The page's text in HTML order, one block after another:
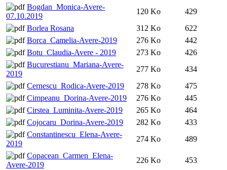
Bogdan_Monica-Avere-
07.10.2019
120 Ko
429
Borlea Rosana
312 Ko
622
Borca_Camelia-Avere-2019
276 Ko
442
Botu_Claudia-Avere - 2019
273 Ko
426
Bucurestianu_Mariana-Avere-
2019
277 Ko
434
Cernescu_Rodica-Avere-2019
278 Ko
475
Cimpeanu_Dorina-Avere-2019
276 Ko
445
Cirstea_Luminita-Avere-2019
265 Ko
464
Cojocaru_Dorina-Avere-2019
282 Ko
433
Constantinescu_Elena-Avere-
2019
274 Ko
489
Copacean_Carmen_Elena-
Avere-2019
226 Ko
453